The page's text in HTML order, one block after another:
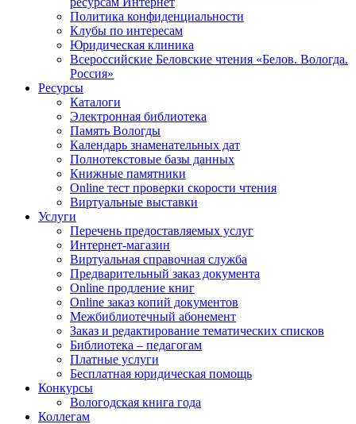
Политика конфиденциальности
Клубы по интересам
Юридическая клиника
Всероссийские Беловские чтения «Белов. Вологда.
Россия»
Ресурсы
Каталоги
Электронная библиотека
Память Вологды
Календарь знаменательных дат
Полнотекстовые базы данных
Книжные памятники
Online тест проверки скорости чтения
Виртуальные выставки
Услуги
Перечень предоставляемых услуг
Интернет-магазин
Виртуальная справочная служба
Предварительный заказ документа
Online продление книг
Online заказ копий документов
Межбиблиотечный абонемент
Заказ и редактирование тематических списков
Библиотека – педагогам
Платные услуги
Бесплатная юридическая помощь
Конкурсы
Вологодская книга года
Коллегам